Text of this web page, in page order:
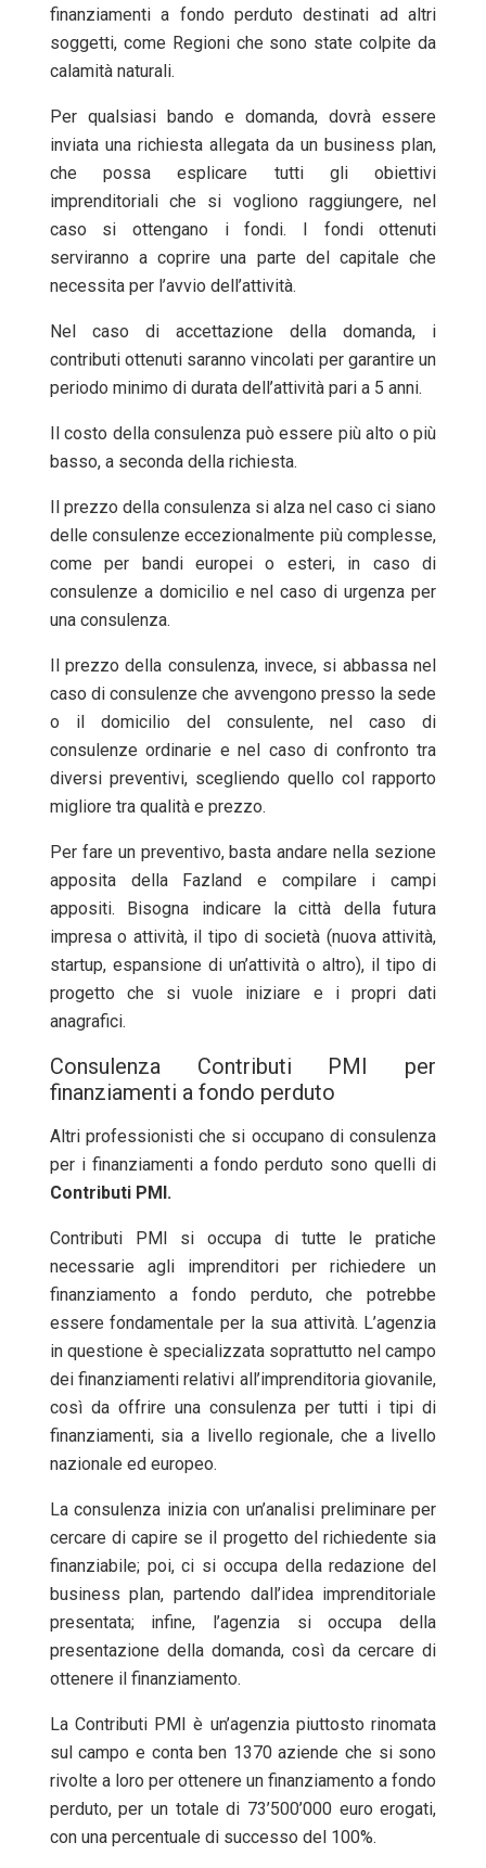
finanziamenti a fondo perduto destinati ad altri
soggetti, come Regioni che sono state colpite da
calamità naturali.
Per qualsiasi bando e domanda, dovrà essere
inviata una richiesta allegata da un business plan,
che possa esplicare tutti gli obiettivi
imprenditoriali che si vogliono raggiungere, nel
caso si ottengano i fondi. I fondi ottenuti
serviranno a coprire una parte del capitale che
necessita per l’avvio dell’attività.
Nel caso di accettazione della domanda, i
contributi ottenuti saranno vincolati per garantire un
periodo minimo di durata dell’attività pari a 5 anni.
Il costo della consulenza può essere più alto o più
basso, a seconda della richiesta.
Il prezzo della consulenza si alza nel caso ci siano
delle consulenze eccezionalmente più complesse,
come per bandi europei o esteri, in caso di
consulenze a domicilio e nel caso di urgenza per
una consulenza.
Il prezzo della consulenza, invece, si abbassa nel
caso di consulenze che avvengono presso la sede
o il domicilio del consulente, nel caso di
consulenze ordinarie e nel caso di confronto tra
diversi preventivi, scegliendo quello col rapporto
migliore tra qualità e prezzo.
Per fare un preventivo, basta andare nella sezione
apposita della Fazland e compilare i campi
appositi. Bisogna indicare la città della futura
impresa o attività, il tipo di società (nuova attività,
startup, espansione di un’attività o altro), il tipo di
progetto che si vuole iniziare e i propri dati
anagrafici.
Consulenza Contributi PMI per
finanziamenti a fondo perduto
Altri professionisti che si occupano di consulenza
per i finanziamenti a fondo perduto sono quelli di
Contributi PMI.
Contributi PMI si occupa di tutte le pratiche
necessarie agli imprenditori per richiedere un
finanziamento a fondo perduto, che potrebbe
essere fondamentale per la sua attività. L’agenzia
in questione è specializzata soprattutto nel campo
dei finanziamenti relativi all’imprenditoria giovanile,
così da offrire una consulenza per tutti i tipi di
finanziamenti, sia a livello regionale, che a livello
nazionale ed europeo.
La consulenza inizia con un’analisi preliminare per
cercare di capire se il progetto del richiedente sia
finanziabile; poi, ci si occupa della redazione del
business plan, partendo dall’idea imprenditoriale
presentata; infine, l’agenzia si occupa della
presentazione della domanda, così da cercare di
ottenere il finanziamento.
La Contributi PMI è un’agenzia piuttosto rinomata
sul campo e conta ben 1370 aziende che si sono
rivolte a loro per ottenere un finanziamento a fondo
perduto, per un totale di 73’500’000 euro erogati,
con una percentuale di successo del 100%.